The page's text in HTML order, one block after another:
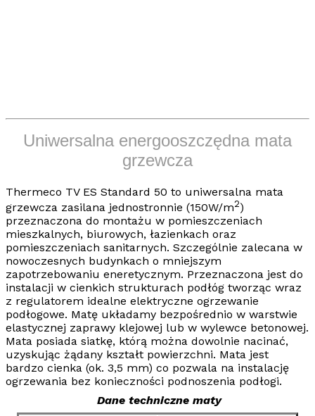
Uniwersalna energooszczędna mata
grzewcza
Thermeco TV ES Standard 50 to uniwersalna mata
grzewcza zasilana jednostronnie (150W/m2)
przeznaczona do montażu w pomieszczeniach
mieszkalnych, biurowych, łazienkach oraz
pomieszczeniach sanitarnych. Szczególnie zalecana w
nowoczesnych budynkach o mniejszym
zapotrzebowaniu eneretycznym. Przeznaczona jest do
instalacji w cienkich strukturach podłóg tworząc wraz
z regulatorem idealne elektryczne ogrzewanie
podłogowe. Matę układamy bezpośrednio w warstwie
elastycznej zaprawy klejowej lub w wylewce betonowej.
Mata posiada siatkę, którą można dowolnie nacinać,
uzyskując żądany kształt powierzchni. Mata jest
bardzo cienka (ok. 3,5 mm) co pozwala na instalację
ogrzewania bez konieczności podnoszenia podłogi.
Dane techniczne maty